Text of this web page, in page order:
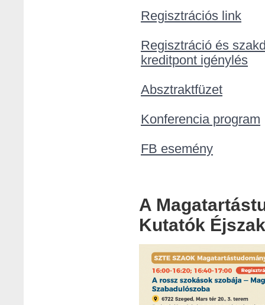
Regisztrációs link
Regisztráció és
kreditpont igénylés
Absztraktfüzet
Konferencia program
FB esemény
A
Kutatók